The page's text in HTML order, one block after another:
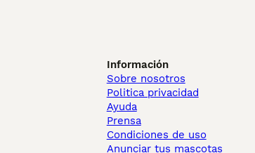
Información
Sobre nosotros
Politica privacidad
Ayuda
Prensa
Condiciones de uso
Anunciar tus mascotas